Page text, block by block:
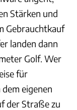
Stärken und
Gebrauchtkauf
landen dann
Golf. Wer
für
eigenen
der Straße zu